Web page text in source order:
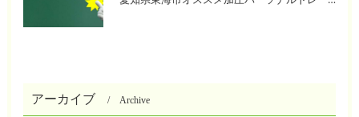
アーカイブ Archive